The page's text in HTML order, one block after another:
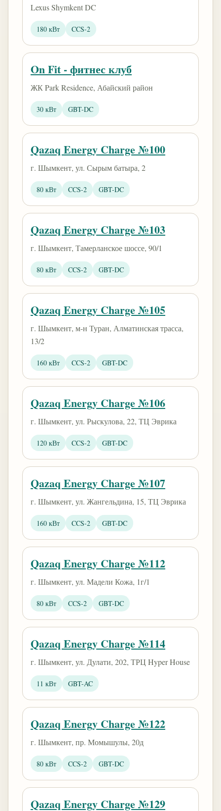
Lexus Shymkent DC
180 кВт CCS-2
On Fit - фитнес клуб
ЖК Park Residence, Абайский район
30 кВт GBT-DC
Qazaq Energy Charge №100
г. Шымкент, ул. Сырым батыра, 2
80 кВт CCS-2 GBT-DC
Qazaq Energy Charge №103
г. Шымкент, Тамерланское шоссе, 90/1
80 кВт CCS-2 GBT-DC
Qazaq Energy Charge №105
г. Шымкент, м-н Туран, Алматинская трасса,
13/2
160 кВт CCS-2 GBT-DC
Qazaq Energy Charge №106
г. Шымкент, ул. Рыскулова, 22, ТЦ Эврика
120 кВт CCS-2 GBT-DC
Qazaq Energy Charge №107
г. Шымкент, ул. Жангельдина, 15, ТЦ Эврика
160 кВт CCS-2 GBT-DC
Qazaq Energy Charge №112
г. Шымкент, ул. Мадели Кожа, 1г/1
80 кВт CCS-2 GBT-DC
Qazaq Energy Charge №114
г. Шымкент, ул. Дулати, 202, ТРЦ Hyper House
11 кВт GBT-AC
Qazaq Energy Charge №122
г. Шымкент, пр. Момышулы, 20д
80 кВт CCS-2 GBT-DC
Qazaq Energy Charge №129